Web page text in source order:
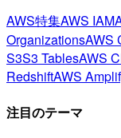
AWS特集AWS IAM
OrganizationsAWS
S3S3 TablesAWS
RedshiftAWS
注目のテーマ